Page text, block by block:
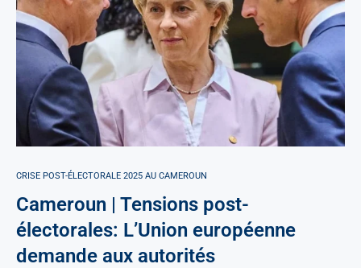
CRISE POST-ÉLECTORALE 2025 AU CAMEROUN
Cameroun | Tensions post-
électorales: L’Union européenne
demande aux autorités